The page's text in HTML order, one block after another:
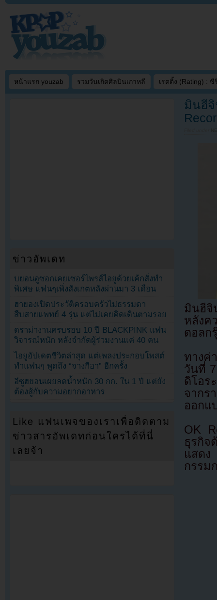
หน้าแรก youzab รวมวันเกิดศิลปินเกาหลี เรตติ้ง (Rating) : ซี
มินฮี
มินฮีจิ
หลังค
ดอลก
ทางค่
วันที่
ดิโอร
จากร
ออกแ
OK
ธุรกิจ
แสดง
กรรม
ข่าวอัพเดท
บยอนอูซอกเคยเซอร์ไพรส์ไอยูด้วยเค้กสั่งทำ
พิเศษ แฟนๆเพิ่งสังเกตหลังผ่านมา 3 เดือน
ฮายองเปิดประวัติครอบครัวไม่ธรรมดา
สืบสายแพทย์ 4 รุ่น แต่ไม่เคยคิดเดินตามรอย
ดราม่างานครบรอบ 10 ปี BLACKPINK แฟน
วิจารณ์หนัก หลังจำกัดผู้ร่วมงานแค่ 40 คน
ไอยูอัปเดตชีวิตล่าสุด แต่เพลงประกอบโพสต์
ทำแฟนๆ พูดถึง “จางกีฮา” อีกครั้ง
อีซูฮยอนเผยลดน้ำหนัก 30 กก. ใน 1 ปี แต่ยัง
ต้องสู้กับความอยากอาหาร
Like แฟนเพจของเราเพื่อติดตาม
ข่าวสารอัพเดทก่อนใครได้ที่นี่
เลยจ้า